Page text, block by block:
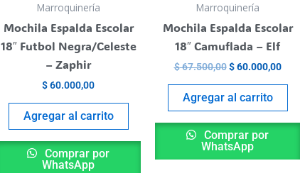
Marroquinería
Mochila Espalda Escolar
18″ Futbol Negra/Celeste
– Zaphir
$60.000,00
Agregar al carrito
Comprar por
WhatsApp
Marroquinería
Mochila Espalda Escolar
18″ Camuflada – Elf
$67.500,00 $60.000,00
Agregar al carrito
Comprar por
WhatsApp